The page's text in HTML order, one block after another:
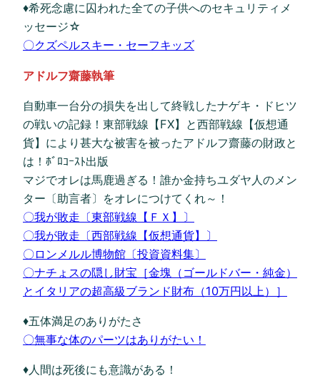
♦希死念慮に囚われた全ての子供へのセキュリティメ
ッセージ☆
〇クズペルスキー・セーフキッズ
アドルフ齋藤執筆
自動車一台分の損失を出して終戦したナゲキ・ドヒツ
の戦いの記録！東部戦線【FX】と西部戦線【仮想通
貨】により甚大な被害を被ったアドルフ齋藤の財政と
は！ﾎﾞﾛｺｰｽﾄ出版
マジでオレは馬鹿過ぎる！誰か金持ちユダヤ人のメン
ター〔助言者〕をオレにつけてくれ～！
〇我が敗走〔東部戦線【ＦＸ】〕
〇我が敗走〔西部戦線【仮想通貨】〕
〇ロンメルル博物館〔投資資料集〕
〇ナチょスの隠し財宝［金塊（ゴールドバー・純金）
とイタリアの超高級ブランド財布（10万円以上）］
♦五体満足のありがたさ
〇無事な体のパーツはありがたい！
♦人間は死後にも意識がある！